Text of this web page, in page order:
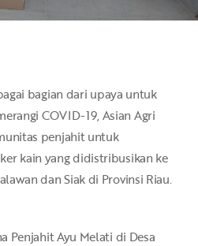
bagian dari upaya untuk
COVID-19, Asian Agri
penjahit untuk
kain yang didistribusikan ke
dan Siak di Provinsi Riau.
Penjahit Ayu Melati di Desa